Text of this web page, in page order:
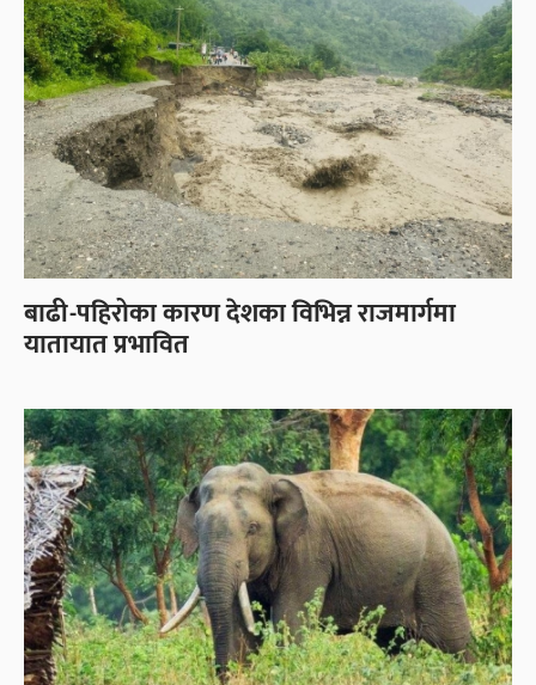
बाढी-पहिरोका कारण देशका विभिन्न राजमार्गमा
यातायात प्रभावित